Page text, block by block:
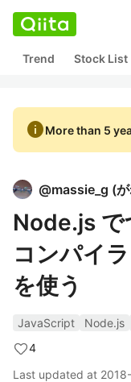
Trend Stock List
infoMore than 5
@massie_g (
Node.js
コンパイ
を使う
JavaScript Node.js
4
Last updated at